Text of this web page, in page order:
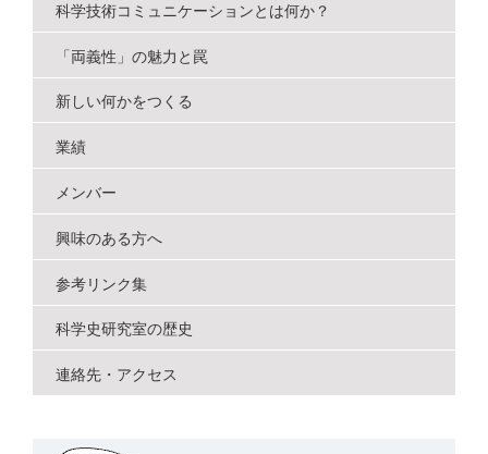
ン
科学技術コミュニケーションとは何か？
「両義性」の魅力と罠
新しい何かをつくる
業績
メンバー
興味のある方へ
参考リンク集
科学史研究室の歴史
連絡先・アクセス